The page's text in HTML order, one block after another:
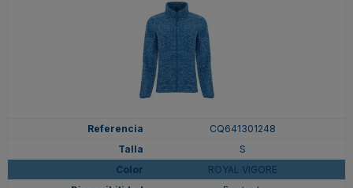
CQ641301248
S
ROYAL VIGORE